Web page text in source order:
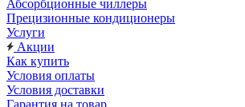
Абсорбционные чиллеры
Прецизионные кондиционеры
Услуги
Акции
Как купить
Условия оплаты
Условия доставки
Гарантия на товар